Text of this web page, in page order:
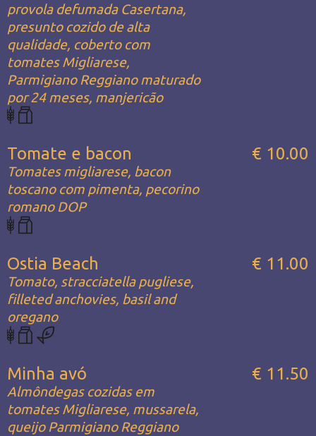
provola defumada Casertana,
presunto cozido de alta
qualidade, coberto com
tomates Migliarese,
Parmigiano Reggiano maturado
por 24 meses, manjericão
Tomate e bacon
Tomates migliarese, bacon
toscano com pimenta, pecorino
romano DOP
€ 10.00
Ostia Beach
Tomato, stracciatella pugliese,
filleted anchovies, basil and
oregano
€ 11.00
Minha avó
Almôndegas cozidas em
tomates Migliarese, mussarela,
queijo Parmigiano Reggiano
€ 11.50